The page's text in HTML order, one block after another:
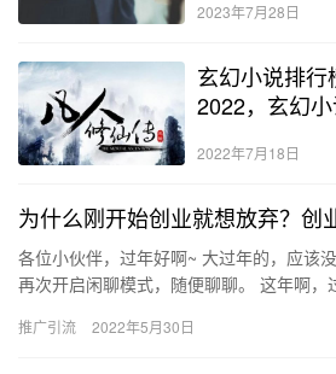
2023年7月28日
玄幻小说排行
2022，玄幻
2022年7月18日
为什么刚开始创业就想放弃？创
各位小伙伴，过年好啊~ 大过年的，应该
再次开启闲聊模式，随便聊聊。 这年啊，
天…
推广引流 2022年5月30日